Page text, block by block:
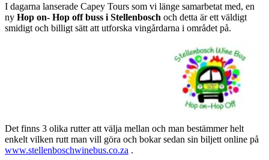
I dagarna lanserade Capey Tours som vi länge samarbetat med, en
ny Hop on- Hop off buss i Stellenbosch och detta är ett väldigt
smidigt och billigt sätt att utforska vingårdarna i området på.
Det finns 3 olika rutter att välja mellan och man bestämmer helt
enkelt vilken rutt man vill göra och bokar sedan sin biljett online på
www.stellenboschwinebus.co.za .